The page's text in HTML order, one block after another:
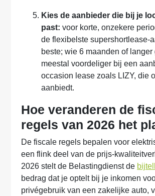
Kies de aanbieder die bij je
past: voor korte, onzekere
de flexibelste supershortlease-
beste; wie 6 maanden of langer
meestal voordeliger bij een
occasion lease zoals LIZY, die
aanbiedt.
Hoe veranderen de
regels van 2026 het
De fiscale regels bepalen voor
een flink deel van de prijs-
2026 stelt de Belastingdienst de
bedrag dat je optelt bij je inkomen
privégebruik van een zakelijke auto,